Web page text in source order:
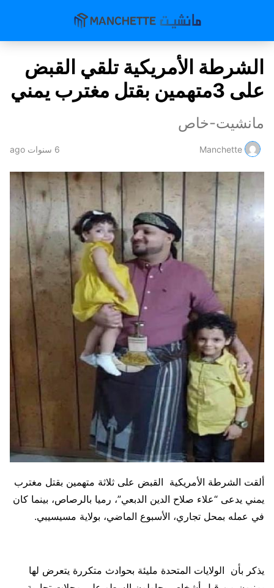
الشرطة الأمريكية تلقي القبض
على 3متهمين بقتل مغترب يمني
مانشيت-خاص
Manchette 6 سنوات ago
ألقت الشرطة الأمريكية القبض على ثلاثة متهمين بقتل مغترب
يمني يدعى “علاء صلاح الدين الدبعي”، رميا بالرصاص، بينما كان
في عمله بمحل تجاري، الأسبوع الماضي، بولاية مسيسيبي.
يذكر بأن الولايات المتحدة مليئة بحوادث متكررة يتعرض لها